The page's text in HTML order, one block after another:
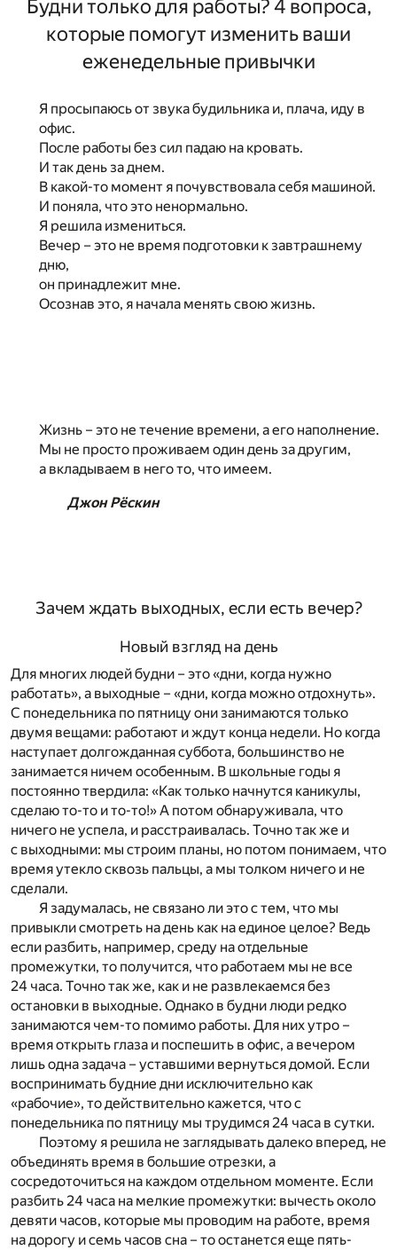
Будни только для работы? 4 вопроса,
которые помогут изменить ваши
еженедельные привычки
Я просыпаюсь от звука будильника и, плача, иду в
офис.
После работы без сил падаю на кровать.
И так день за днем.
В какой-то момент я почувствовала себя машиной.
И поняла, что это ненормально.
Я решила измениться.
Вечер – это не время подготовки к завтрашнему
дню,
он принадлежит мне.
Осознав это, я начала менять свою жизнь.
Жизнь – это не течение времени, а его наполнение.
Мы не просто проживаем один день за другим,
а вкладываем в него то, что имеем.
Джон Рёскин
Зачем ждать выходных, если есть вечер?
Новый взгляд на день
Для многих людей будни – это «дни, когда нужно
работать», а выходные – «дни, когда можно отдохнуть».
С понедельника по пятницу они занимаются только
двумя вещами: работают и ждут конца недели. Но когда
наступает долгожданная суббота, большинство не
занимается ничем особенным. В школьные годы я
постоянно твердила: «Как только начнутся каникулы,
сделаю то-то и то-то!» А потом обнаруживала, что
ничего не успела, и расстраивалась. Точно так же и
с выходными: мы строим планы, но потом понимаем, что
время утекло сквозь пальцы, а мы толком ничего и не
сделали.
Я задумалась, не связано ли это с тем, что мы
привыкли смотреть на день как на единое целое? Ведь
если разбить, например, среду на отдельные
промежутки, то получится, что работаем мы не все
24 часа. Точно так же, как и не развлекаемся без
остановки в выходные. Однако в будни люди редко
занимаются чем-то помимо работы. Для них утро –
время открыть глаза и поспешить в офис, а вечером
лишь одна задача – уставшими вернуться домой. Если
воспринимать будние дни исключительно как
«рабочие», то действительно кажется, что с
понедельника по пятницу мы трудимся 24 часа в сутки.
Поэтому я решила не заглядывать далеко вперед, не
объединять время в большие отрезки, а
сосредоточиться на каждом отдельном моменте. Если
разбить 24 часа на мелкие промежутки: вычесть около
девяти часов, которые мы проводим на работе, время
на дорогу и семь часов сна – то останется еще пять-